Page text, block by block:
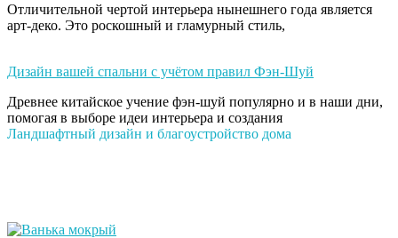
Отличительной чертой интерьера нынешнего года является
арт-деко. Это роскошный и гламурный стиль,
Дизайн вашей спальни с учётом правил Фэн-Шуй
Древнее китайское учение фэн-шуй популярно и в наши дни,
помогая в выборе идеи интерьера и создания
Ландшафтный дизайн и благоустройство дома